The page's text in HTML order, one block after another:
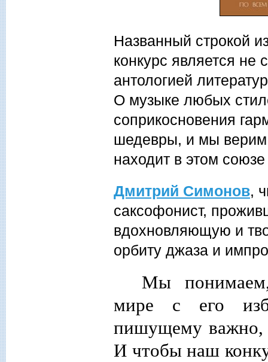
Названный строкой
конкурс является не
антологией
О музыке любых
соприкосновения
шедевры, и мы
находит в этом
Дмитрий Симонов,
саксофонист,
вдохновляющую и
орбиту джаза и
Мы
мире с его
пишущему важно,
И чтобы наш